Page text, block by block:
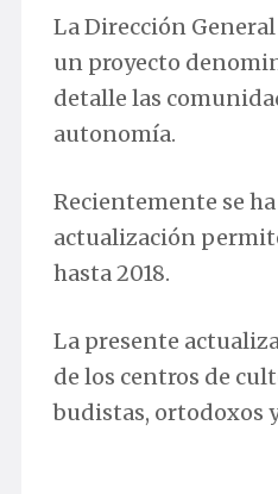
La Dirección
un proyecto
detalle las
autonomía.
Recientemente se
actualización
hasta 2018.
La presente
de los centros de
budistas, ortodoxos